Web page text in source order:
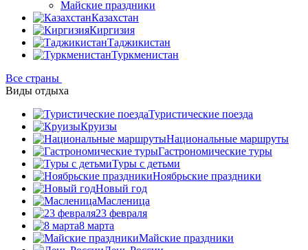
Майские праздники
Казахстан
Киргизия
Таджикистан
Туркменистан
Все страны
Виды отдыха
Туристические поезда
Круизы
Национальные маршруты
Гастрономические туры
Туры с детьми
Ноябрьские праздники
Новый год
Масленица
23 февраля
8 марта
Майские праздники